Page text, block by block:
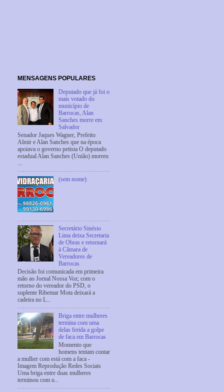
MENSAGENS POPULARES
Deputado que já foi o
mais votado do
município de
Barrocas, Alan
Sanches morre em
Salvador
Senador Jaques Wagner, Prefeito
Almir e Alan Sanches que na época
apoiava o governo petista O deputado
estadual Alan Sanches (União) morreu
...
(sem nome)
Secretário Sinésio
Lima deixa Secretaria
de Obras e retornará
à Câmara de
Vereadores de
Barrocas
Decisão foi comunicada em primeira
mão ao Jornal Nossa Voz; com o
retorno do vereador do PSD, o
suplente Ribemar Mota deixará a
cadeira no L...
Briga entre mulheres
termina com uma
delas ferida a golpe
de faca em Barrocas
Momento que
homens tentam contar
a mulher com está com a faca -
Imagem Reprodução Redes Sociais
Uma briga entre duas mulheres
terminou com u...